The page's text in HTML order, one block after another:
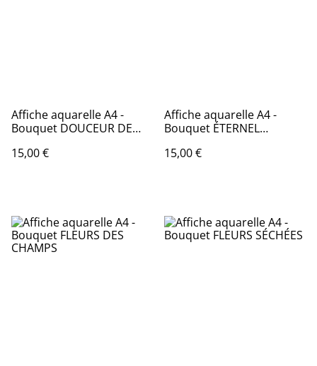
Affiche aquarelle A4 -
Bouquet DOUCEUR DE
15,00 €
Affiche aquarelle A4 -
Bouquet ÉTERNEL
15,00 €